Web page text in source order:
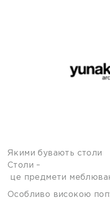
Якими бувають столи
Столи –
це предмети
Особливо високою